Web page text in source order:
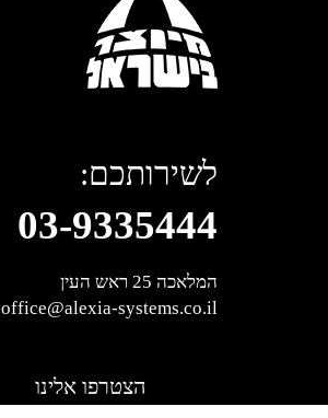
לשירותכם:
03-9335444
המלאכה 25 ראש העין
office@alexia-systems.co.il
הצטרפו אלינו